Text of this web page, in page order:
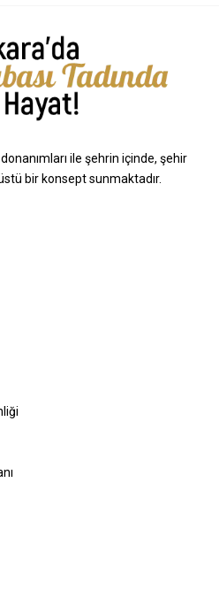
ile şehrin içinde, şehir
bir konsept sunmaktadır.